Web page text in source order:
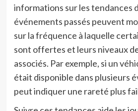
informations sur les tendances
événements passés peuvent
sur la fréquence à laquelle
sont offertes et leurs niveaux
associés. Par exemple, si un
était disponible dans plusieurs
peut indiquer une rareté plus